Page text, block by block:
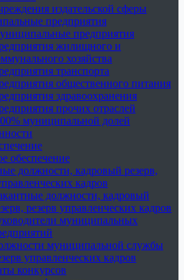
издательской сферы
предприятия
предприятия
жилищного и
хозяйства
транспорта
общественного питания
здравоохранения
прочих отраслей
муниципальной долей
обеспечение
должности, кадровый резерв,
кадров
должности, кадровый
резерв управленческих кадров
муниципальных
муниципальной службы
управленческих кадров
конкурсов